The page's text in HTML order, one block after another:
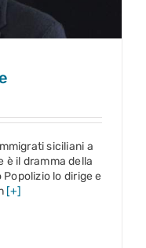
siciliani a
è il dramma della
lo dirige e
[+]